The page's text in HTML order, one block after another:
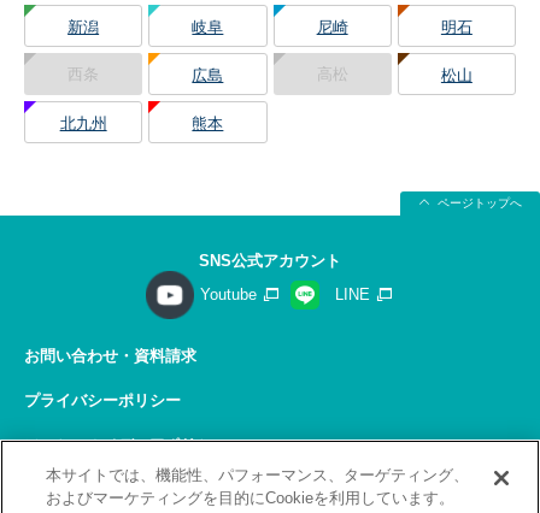
新潟 岐阜 尼崎 明石
西条 広島 高松 松山
北九州 熊本
ページトップへ
SNS公式アカウント
Youtube
LINE
お問い合わせ・資料請求
プライバシーポリシー
ソーシャルメディアポリシー
サイトの利用について
本サイトでは、機能性、パフォーマンス、ターゲティング、
およびマーケティングを目的にCookieを利用しています。